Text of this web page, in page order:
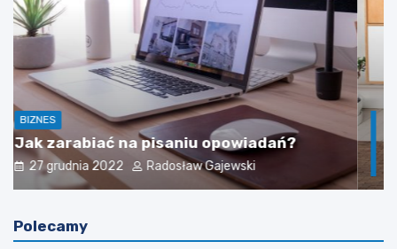
BIZNES DOM
Podwyżki cen mebli w 2023 roku
16 grudnia 2022 Radosław Gajewski
Polecamy